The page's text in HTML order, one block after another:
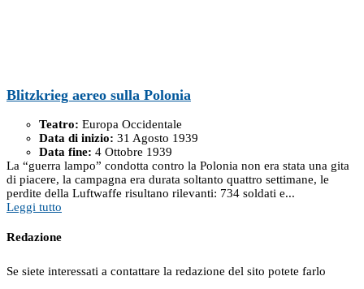
Blitzkrieg aereo sulla Polonia
Teatro: Europa Occidentale
Data di inizio: 31 Agosto 1939
Data fine: 4 Ottobre 1939
La “guerra lampo” condotta contro la Polonia non era stata una gita
di piacere, la campagna era durata soltanto quattro settimane, le
perdite della Luftwaffe risultano rilevanti: 734 soldati e...
Leggi tutto
Redazione
Se siete interessati a contattare la redazione del sito potete farlo